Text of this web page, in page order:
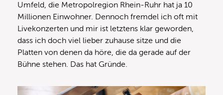
Umfeld, die Metropolregion Rhein-Ruhr hat ja 10
Millionen Einwohner. Dennoch fremdel ich oft mit
Livekonzerten und mir ist letztens klar geworden,
dass ich doch viel lieber zuhause sitze und die
Platten von denen da höre, die da gerade auf der
Bühne stehen. Das hat Gründe.